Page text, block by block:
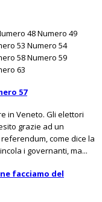
48 Numero 49
53 Numero 54
58 Numero 59
63
57
in Veneto. Gli elettori
grazie ad un
come dice la
i governanti, ma...
facciamo del